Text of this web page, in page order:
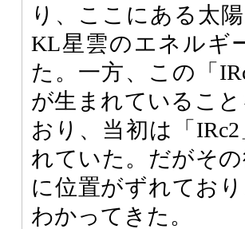
り、ここにある太
KL星雲のエネルギ
た。一方、この「
が生まれているこ
おり、当初は「
れていた。だがそ
に位置がずれてお
わかってきた。